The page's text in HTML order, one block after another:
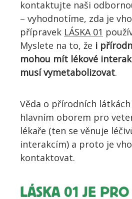
kontaktujte naši
– vyhodnotíme, zda je
přípravek LÁSKA 01
Myslete na to, že i
mohou mít lékové
musí vymetabolizovat.
Věda o přírodních
hlavním oborem pro
lékaře (ten se věnuje
interakcím) a proto je
kontaktovat.
LÁSKA 01 JE PRO